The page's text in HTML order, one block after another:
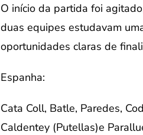
O início da partida foi
duas equipes estudavam
oportunidades claras de
Espanha:
Cata Coll, Batle, Paredes,
Caldentey (Putellas)e